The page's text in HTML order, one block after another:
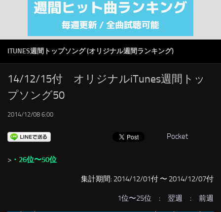
オリジナルiTunes週間トップソング
RSS
LINKS
ITUNES週間トップソング (オリジナル週間ランキング)
14/12/15付 オリジナルiTunes週間トッ
プソング50
2014/12/08 6:00
Pocket
> ・26位〜50位
集計期間: 2014/12/01付 〜 2014/12/07付
1位〜25位 : 翌週 : 前週